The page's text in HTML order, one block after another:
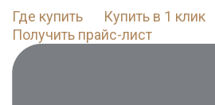
Где купить
Купить в 1 клик
Получить прайс-лист